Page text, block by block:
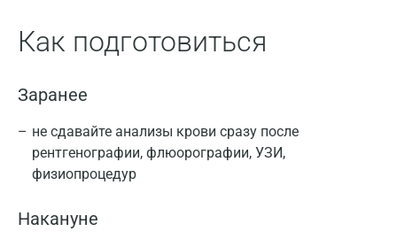
Как подготовиться
Заранее
не сдавайте анализы крови сразу после
рентгенографии, флюорографии, УЗИ,
физиопроцедур
Накануне